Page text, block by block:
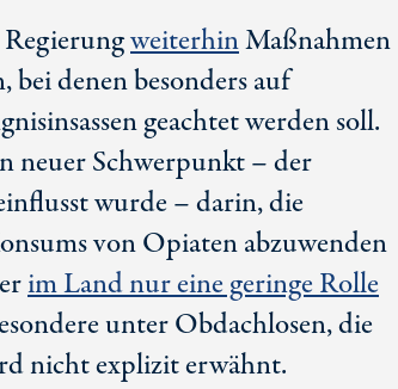
weiterhinMaßnahmen
bei denen besonders auf
geachtet werden soll.
neuer Schwerpunkt – der
wurde – darin, die
von Opiaten abzuwenden
im Land nur eine geringe Rolle
unter Obdachlosen, die
nicht explizit erwähnt.